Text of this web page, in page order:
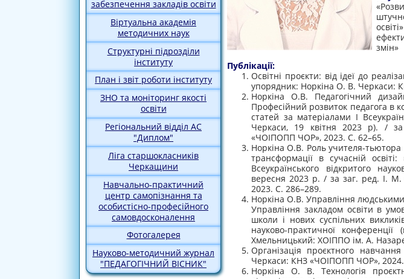
забезпечення закладів освіти
Віртуальна академія
методичних наук
Структурні підрозділи
інституту
План і звіт роботи інституту
ЗНО та моніторинг якості
освіти
Регіональний відділ АС
"Диплом"
Ліга старшокласників
Черкащини
Навчально-практичний
центр самопізнання та
особистісно-професійного
самовдосконалення
Фотогалерея
Науково-методичний журнал
"ПЕДАГОГІЧНИЙ ВІСНИК"
змін»
Публікації:
Освітні проєкти: від ідеї до
упорядник: Норкіна О. В. Черкаси:
Норкіна О.В. Педагогічний
Професійний розвиток педагога в
статей за матеріалами І
Черкаси, 19 квітня 2023 р). /
«ЧОІПОПП ЧОР», 2023. С. 62–65.
Норкіна О.В. Роль учителя-тьютора
трансформації в сучасній
Всеукраїнського відкритого
вересня 2023 р. / за заг. ред. І.
2023. С. 286–289.
Норкіна О.В. Управління
Управління закладом освіти в
школи і нових суспільних
науково-практичної
Хмельницький: ХОІППО ім. А.
Організація проєктного
Черкаси: КНЗ «ЧОІПОПП ЧОР», 2024.
Норкіна О. В. Технологія